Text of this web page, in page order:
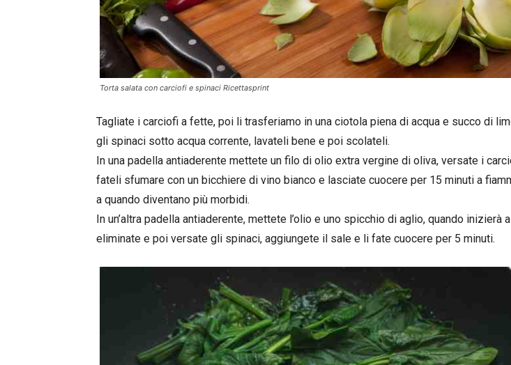
Torta salata con carciofi e spinaci Ricettasprint
Tagliate i carciofi a fette, poi li trasferiamo in una ciotola piena di acqua e succo di
gli spinaci sotto acqua corrente, lavateli bene e poi scolateli.
In una padella antiaderente mettete un filo di olio extra vergine di oliva, versate i
fateli sfumare con un bicchiere di vino bianco e lasciate cuocere per 15 minuti a
a quando diventano più morbidi.
In un’altra padella antiaderente, mettete l’olio e uno spicchio di aglio, quando inizierà
eliminate e poi versate gli spinaci, aggiungete il sale e li fate cuocere per 5 minuti.